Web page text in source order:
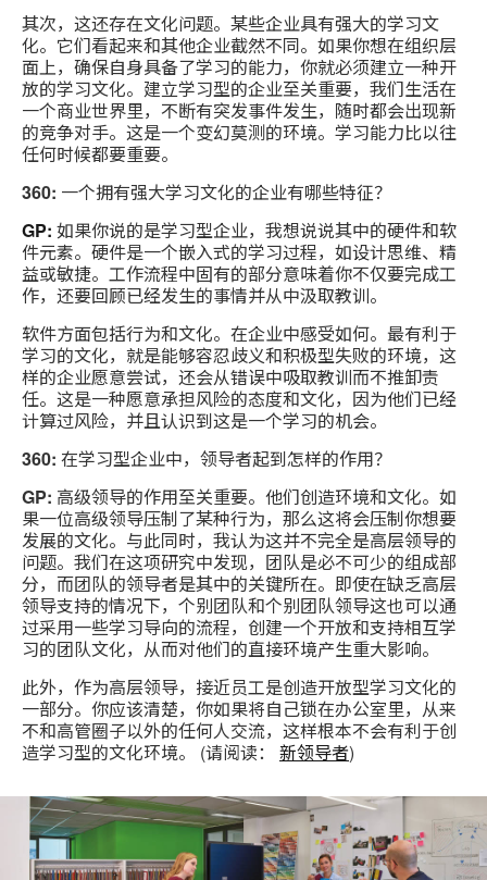
其次，这还存在文化问题。某些企业具有强大的学习文
化。它们看起来和其他企业截然不同。如果你想在组织层
面上，确保自身具备了学习的能力，你就必须建立一种开
放的学习文化。建立学习型的企业至关重要，我们生活在
一个商业世界里，不断有突发事件发生，随时都会出现新
的竞争对手。这是一个变幻莫测的环境。学习能力比以往
任何时候都要重要。
360: 一个拥有强大学习文化的企业有哪些特征？
GP: 如果你说的是学习型企业，我想说说其中的硬件和软
件元素。硬件是一个嵌入式的学习过程，如设计思维、精
益或敏捷。工作流程中固有的部分意味着你不仅要完成工
作，还要回顾已经发生的事情并从中汲取教训。
软件方面包括行为和文化。在企业中感受如何。最有利于
学习的文化，就是能够容忍歧义和积极型失败的环境，这
样的企业愿意尝试，还会从错误中吸取教训而不推卸责
任。这是一种愿意承担风险的态度和文化，因为他们已经
计算过风险，并且认识到这是一个学习的机会。
360: 在学习型企业中，领导者起到怎样的作用？
GP: 高级领导的作用至关重要。他们创造环境和文化。如
果一位高级领导压制了某种行为，那么这将会压制你想要
发展的文化。与此同时，我认为这并不完全是高层领导的
问题。我们在这项研究中发现，团队是必不可少的组成部
分，而团队的领导者是其中的关键所在。即使在缺乏高层
领导支持的情况下，个别团队和个别团队领导这也可以通
过采用一些学习导向的流程，创建一个开放和支持相互学
习的团队文化，从而对他们的直接环境产生重大影响。
此外，作为高层领导，接近员工是创造开放型学习文化的
一部分。你应该清楚，你如果将自己锁在办公室里，从来
不和高管圈子以外的任何人交流，这样根本不会有利于创
造学习型的文化环境。 (请阅读： 新领导者)